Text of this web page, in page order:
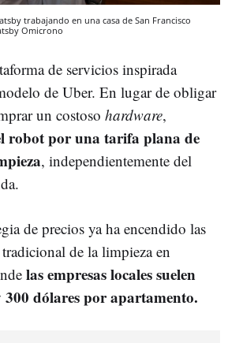
trabajando en una casa de San Francisco
Omicrono
de servicios inspirada
de Uber. En lugar de obligar
un costoso hardware,
robot por una tarifa plana de
, independientemente del
de precios ya ha encendido las
de la limpieza en
las empresas locales suelen
dólares por apartamento.